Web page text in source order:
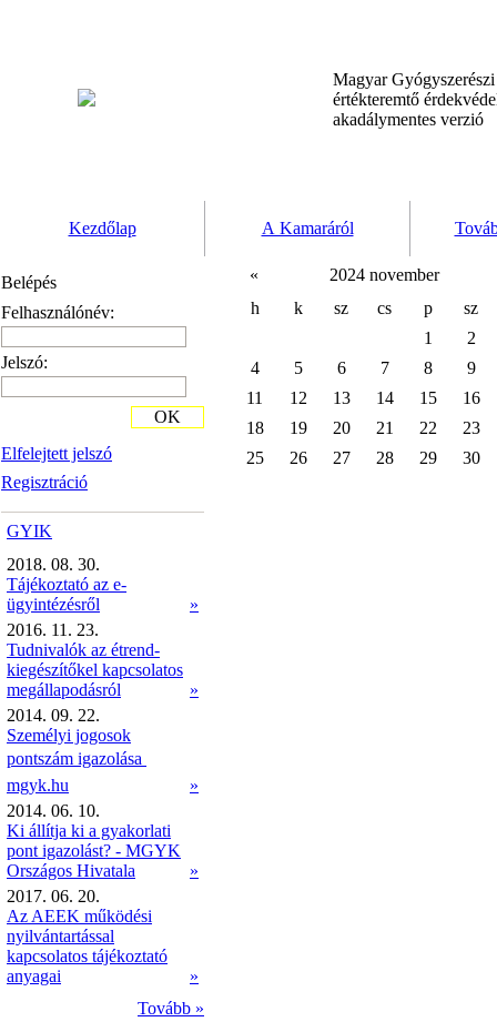
Magyar
értékteremtő
akadálymentes verzió
Kezdőlap A Kamaráról
Belépés
Felhasználónév:
Jelszó:
Elfelejtett jelszó
Regisztráció
OK
GYIK
2018. 08. 30.
Tájékoztató az e-
ügyintézésről
»
2016. 11. 23.
Tudnivalók az étrend-
kiegészítőkel kapcsolatos
megállapodásról
»
2014. 09. 22.
Személyi jogosok
pontszám igazolása 
mgyk.hu
»
2014. 06. 10.
Ki állítja ki a gyakorlati
pont igazolást? - MGYK
Országos Hivatala
»
2017. 06. 20.
Az AEEK működési
nyilvántartással
kapcsolatos tájékoztató
anyagai
»
Tovább »
«
2024 november
h
k sz cs p
sz
1
2
4
5 6 7 8
9
11
12 13 14 15
16
18
19 20 21 22
23
25
26 27 28 29 30